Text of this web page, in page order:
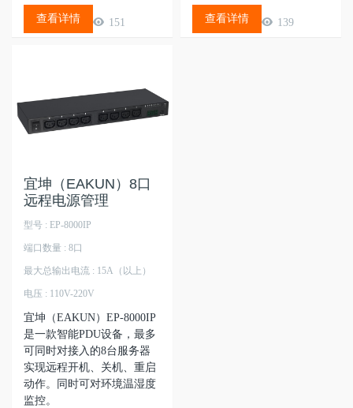
151
查看详情 139
查看详情
宜坤（EAKUN）8口
远程电源管理
型号 : EP-8000IP
端口数量 : 8口
最大总输出电流 : 15A（以上）
电压 : 110V-220V
宜坤（EAKUN）EP-8000IP
是一款智能PDU设备，最多
可同时对接入的8台服务器
实现远程开机、关机、重启
动作。同时可对环境温湿度
监控。